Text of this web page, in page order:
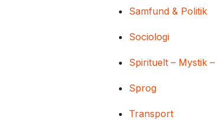
Samfund & Politik
Sociologi
Spirituelt – Mystik
Sprog
Transport